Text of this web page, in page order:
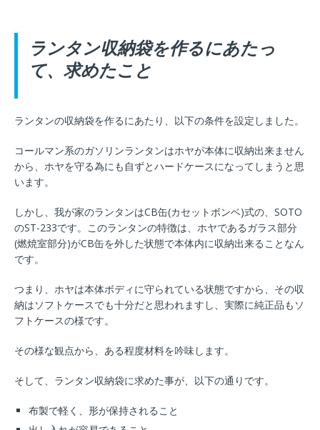
ランタン収納袋を作るにあたっ
て、求めたこと
ランタンの収納袋を作るにあたり、以下の条件を設定しました。
コールマン系のガソリンランタンはホヤが本体に収納出来ません
から、ホヤを守る為にも自ずとハードケースになってしまうと思
います。
しかし、我が家のランタンはCB缶(カセットボンベ)式の、SOTO
のST-233です。このランタンの特徴は、ホヤであるガラス部分
(燃焼室部分)がCB缶を外した状態で本体内に収納出来ることなん
です。
つまり、ホヤは本体ボディに守られている状態ですから、その収
納はソフトケースでも十分だと思われますし、実際に純正品もソ
フトケースの様です。
その様な観点から、ある程度材料を吟味します。
そして、ランタン収納袋に求めた事が、以下の通りです。
布製で軽く、形が保持されること